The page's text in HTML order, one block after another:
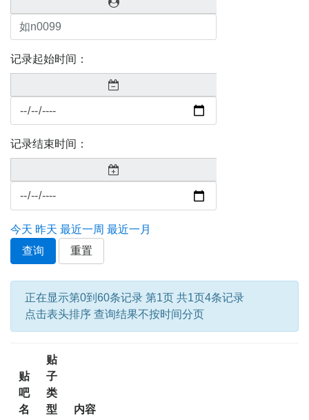
记录起始时间：
记录结束时间：
今天 昨天 最近一周 最近一月
查询
重置
正在显示第0到60条记录 第1页 共1页4条记录
点击表头排序 查询结果不按时间分页
贴
吧
名
贴
子
类
型
内容